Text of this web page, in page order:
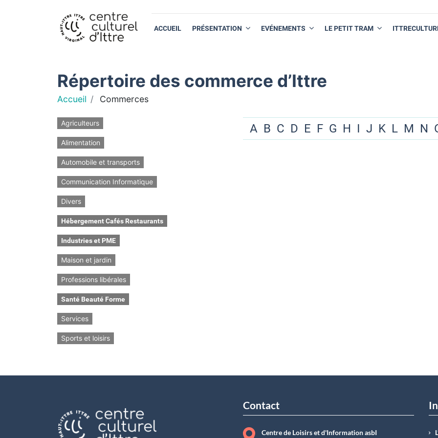
ACCUEIL PRÉSENTATION EVÉNEMENTS LE PETIT TRAM
Répertoire des commerce d’Ittre
Accueil Commerces
Agriculteurs
Alimentation
Automobile et transports
Communication Informatique
Divers
Hébergement Cafés Restaurants
Industries et PME
Maison et jardin
Professions libérales
Santé Beauté Forme
Services
Sports et loisirs
A B C D E F G H I J K L M N
Contact
Centre de Loisirs et d'Information asbI